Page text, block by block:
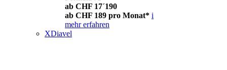
ab CHF 17´190
ab CHF 189 pro Monat* i
mehr erfahren
XDiavel